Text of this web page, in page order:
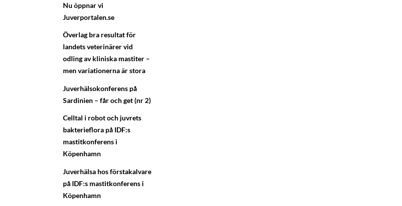
Nu öppnar vi
Juverportalen.se
Överlag bra resultat för
landets veterinärer vid
odling av kliniska mastiter –
men variationerna är stora
Juverhälsokonferens på
Sardinien – får och get (nr 2)
Celltal i robot och juvrets
bakterieflora på IDF:s
mastitkonferens i
Köpenhamn
Juverhälsa hos förstakalvare
på IDF:s mastitkonferens i
Köpenhamn